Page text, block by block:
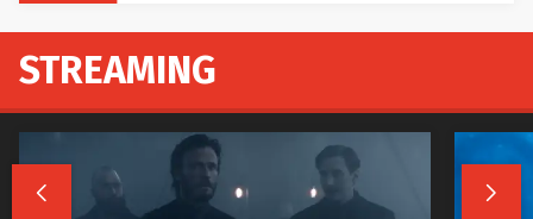
STREAMING
 